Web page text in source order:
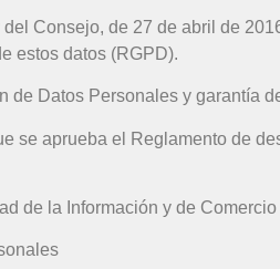
Consejo, de 27 de abril de
estos datos (RGPD).
de Datos Personales y garantía
se aprueba el Reglamento de
de la Información y de